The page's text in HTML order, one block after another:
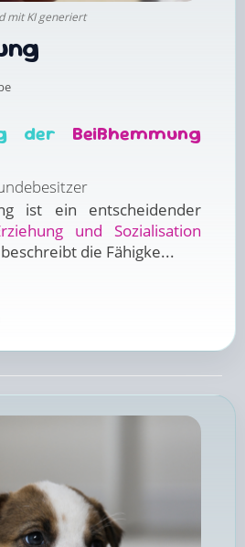
mit KI generiert
der Beißhemmung
ist ein entscheidender
und Sozialisation
die Fähigke...